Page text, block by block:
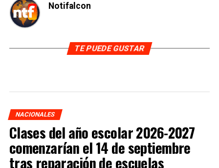
Notifalcon
TE PUEDE GUSTAR
NACIONALES
Clases del año escolar 2026-2027
comenzarían el 14 de septiembre
tras reparación de escuelas